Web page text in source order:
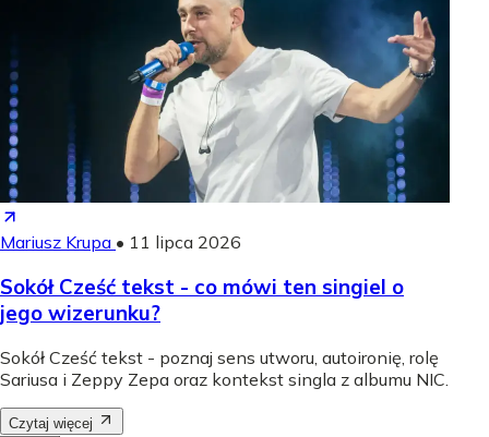
Mariusz Krupa • 11 lipca 2026
Sokół Cześć tekst - co mówi ten singiel o
jego wizerunku?
Sokół Cześć tekst - poznaj sens utworu, autoironię, rolę
Sariusa i Zeppy Zepa oraz kontekst singla z albumu NIC.
Czytaj więcej